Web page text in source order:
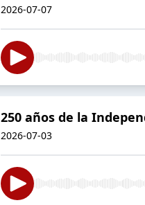
2026-07-07
250 años de la
2026-07-03